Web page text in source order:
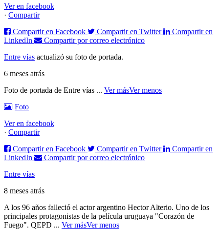
Ver en facebook
· Compartir
Compartir en Facebook
Compartir en Twitter
Compartir en
LinkedIn
Compartir por correo electrónico
Entre vías actualizó su foto de portada.
6 meses atrás
Foto de portada de Entre vías ... Ver másVer menos
Foto
Ver en facebook
· Compartir
Compartir en Facebook
Compartir en Twitter
Compartir en
LinkedIn
Compartir por correo electrónico
Entre vías
8 meses atrás
A los 96 años falleció el actor argentino Hector Alterio. Uno de los
principales protagonistas de la película uruguaya "Corazón de
Fuego". QEPD ... Ver másVer menos